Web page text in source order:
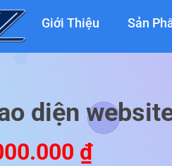
Giới Thiệu Sản
diện
₫